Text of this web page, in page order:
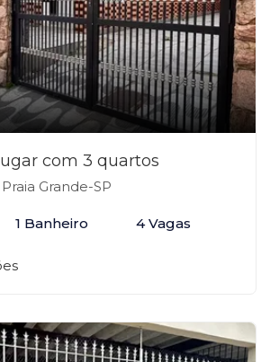
com 3 quartos
Grande-SP
1 Banheiro 4 Vagas